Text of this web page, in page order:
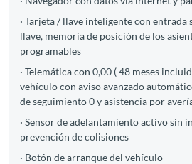
· Tarjeta / llave inteligente con entrada
llave, memoria de posición de los
programables
· Telemática con 0,00 ( 48 meses
vehículo con aviso avanzado
de seguimiento 0 y asistencia por
· Sensor de adelantamiento activo sin
prevención de colisiones
· Botón de arranque del vehículo